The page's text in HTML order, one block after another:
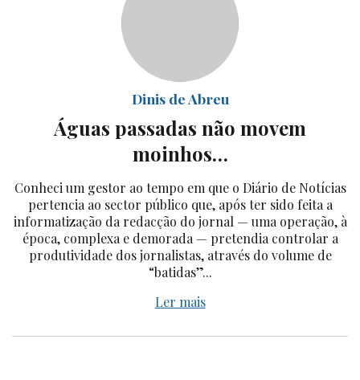
Dinis de Abreu
Águas passadas não movem
moinhos…
Conheci um gestor ao tempo em que o Diário de Notícias
pertencia ao sector público que, após ter sido feita a
informatização da redacção do jornal — uma operação, à
época, complexa e demorada — pretendia controlar a
produtividade dos jornalistas, através do volume de
“batidas”...
Ler mais